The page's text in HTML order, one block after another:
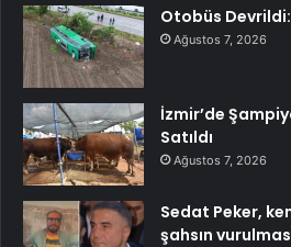
Otobüs Devrildi:
Ağustos 7, 2026
İzmir’de
Satıldı
Ağustos 7, 2026
Sedat Peker,
şahsın